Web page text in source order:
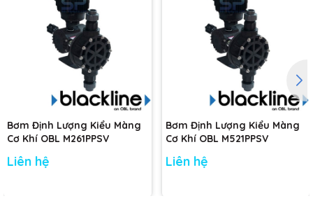
Bơm Định Lượng Kiểu Màng
Cơ Khí OBL M261PPSV
Liên hệ
Bơm Định Lượng Kiểu Màng
Cơ Khí OBL M521PPSV
Liên hệ